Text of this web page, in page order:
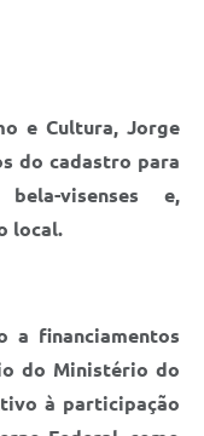
e Cultura, Jorge
do cadastro para
visenses e,
local.
a financiamentos
do Ministério do
à participação